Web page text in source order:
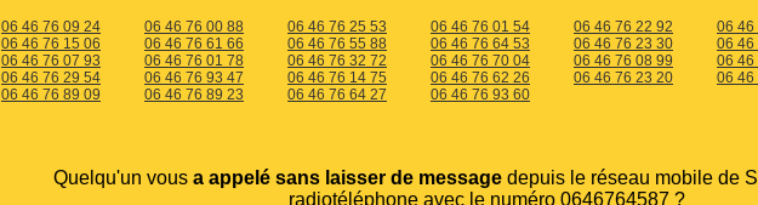
06 46 76 09 24 06 46 76 00 88 06 46 76 25 53 06 46 76 01 54 06 46 76 22 92
06 46
06 46 76 15 06
06 46 76 61 66 06 46 76 55 88 06 46 76 64 53 06 46 76 23 30
06 46
06 46 76 07 93
06 46 76 01 78 06 46 76 32 72 06 46 76 70 04 06 46 76 08 99
06 46
06 46 76 29 54
06 46 76 93 47 06 46 76 14 75 06 46 76 62 26 06 46 76 23 20
06 46
06 46 76 89 09
06 46 76 89 23 06 46 76 64 27 06 46 76 93 60
Quelqu'un vous a appelé sans laisser de messagedepuis le réseau mobile de
radiotéléphone avec le numéro 0646764587 ?